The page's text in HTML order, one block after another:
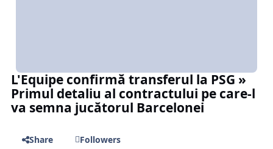
L'Equipe confirmă transferul la PSG »
Primul detaliu al contractului pe care-l
va semna jucătorul Barcelonei
Share
Followers